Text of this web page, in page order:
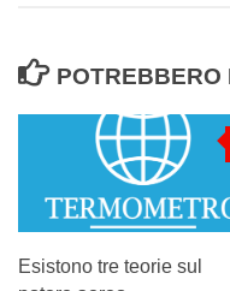
POTREBBERO
Esistono tre teorie sul